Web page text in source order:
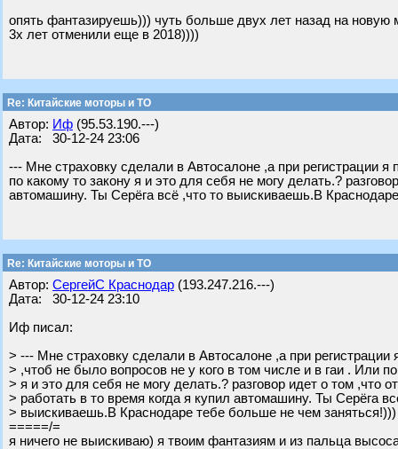
опять фантазируешь))) чуть больше двух лет назад на
3х лет отменили еще в 2018))))
Re: Китайские моторы и ТО
Автор: Иф (95.53.190.---)
Дата: 30-12-24 23:06
--- Мне страховку сделали в Автосалоне ,а при регистрации
по какому то закону я и это для себя не могу делать.?
автомашину. Ты Серёга всё ,что то выискиваешь.В
Re: Китайские моторы и ТО
Автор: СергейС Краснодар (193.247.216.---)
Дата: 30-12-24 23:10
Иф писал:
> --- Мне страховку сделали в Автосалоне ,а при
> ,чтоб не было вопросов не у кого в том числе и в гаи . Или
> я и это для себя не могу делать.? разговор идет о том ,что
> работать в то время когда я купил автомашину. Ты Серёга
> выискиваешь.В Краснодаре тебе больше не чем заняться!)))
=====/=
я ничего не выискиваю) я твоим фантазиям и из пальца